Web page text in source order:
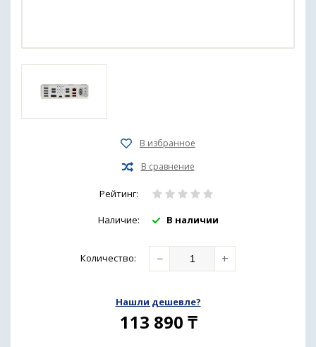
Рейтинг:
Наличие: В наличии
Количество: − +
Нашли дешевле?
113 890 ₸